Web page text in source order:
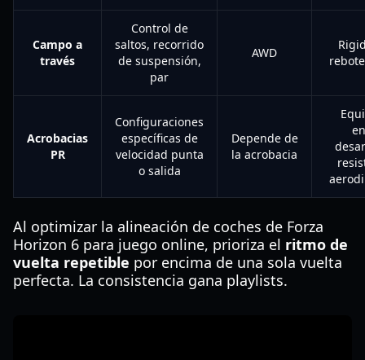
Campo a
través
Control de
saltos, recorrido
de suspensión,
par
AWD
Acrobacias
PR
Configuraciones
específicas de
velocidad punta
o salida
Depende de
la acrobacia
Al optimizar la alineación de coches de Forza
Horizon 6 para juego online, prioriza el ritmo de
vuelta repetible por encima de una sola vuelta
perfecta. La consistencia gana playlists.